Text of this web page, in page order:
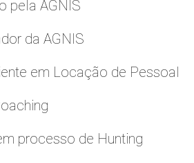
pela AGNIS
da AGNIS
em Locação de Pessoal
processo de Hunting